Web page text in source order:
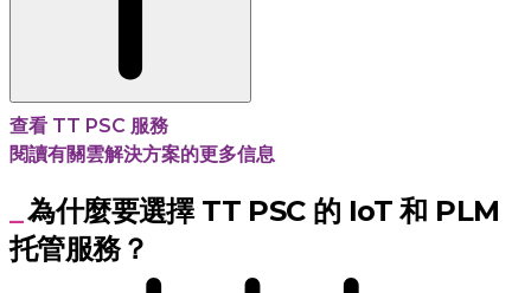
查看 TT PSC 服務
閱讀有關雲解決方案的更多信息
為什麼要選擇 TT PSC 的 IoT 和 PLM
托管服務？